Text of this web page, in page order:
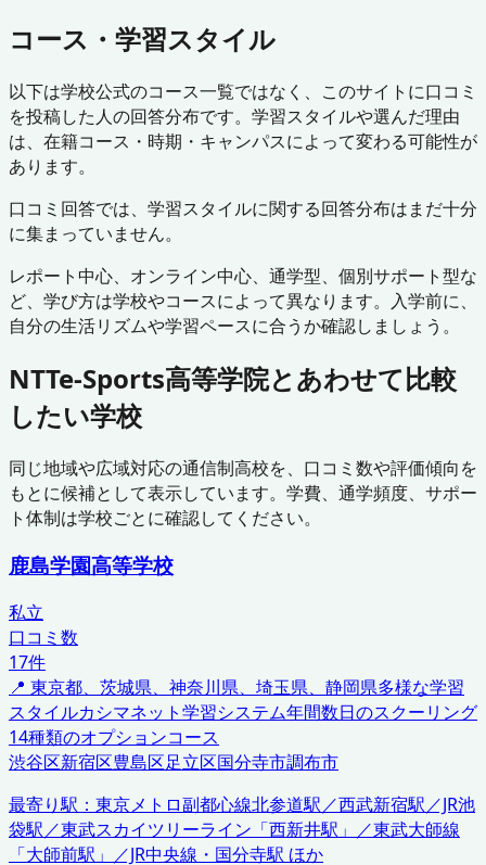
コース・学習スタイル
以下は学校公式のコース一覧ではなく、このサイトに口コミ
を投稿した人の回答分布です。学習スタイルや選んだ理由
は、在籍コース・時期・キャンパスによって変わる可能性が
あります。
口コミ回答では、学習スタイルに関する回答分布はまだ十分
に集まっていません。
レポート中心、オンライン中心、通学型、個別サポート型な
ど、学び方は学校やコースによって異なります。入学前に、
自分の生活リズムや学習ペースに合うか確認しましょう。
NTTe-Sports高等学院とあわせて比較
したい学校
同じ地域や広域対応の通信制高校を、口コミ数や評価傾向を
もとに候補として表示しています。学費、通学頻度、サポー
ト体制は学校ごとに確認してください。
鹿島学園高等学校
私立
口コミ数
17件
📍 東京都、茨城県、神奈川県、埼玉県、静岡県多様な学習
スタイルカシマネット学習システム年間数日のスクーリング
14種類のオプションコース
渋谷区新宿区豊島区足立区国分寺市調布市
最寄り駅： 東京メトロ副都心線北参道駅／西武新宿駅／JR池
袋駅／東武スカイツリーライン「西新井駅」／東武大師線
「大師前駅」／JR中央線・国分寺駅 ほか